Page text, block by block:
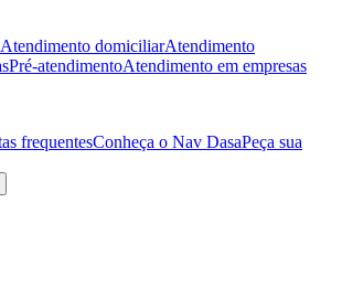
Atendimento domiciliarAtendimento
Pré-atendimentoAtendimento em empresas
frequentesConheça o Nav DasaPeça sua